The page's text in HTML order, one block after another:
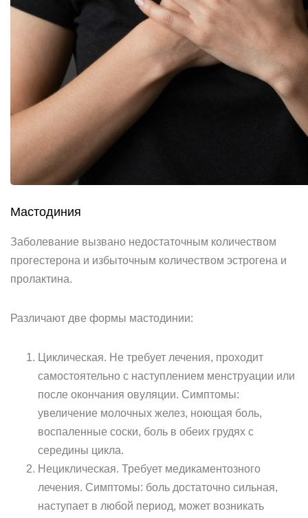
Мастодиния
Заболевание вызвано недостаточным количеством
прогестерона и избыточным количеством эстрогена и
пролактина.
Различают две формы мастодинии:
Циклическая. Не требует лечения, проходит
самостоятельно с наступлением менструации или
после окончания овуляции. Симптомы:
увеличение молочных желез, ноющая боль,
воспаленные соски, боль в обеих грудях с
середины цикла.
Нециклическая. Требует медикаментозного
лечения. Симптомы: боль достаточно сильная,
наступает в любой период, может возникать